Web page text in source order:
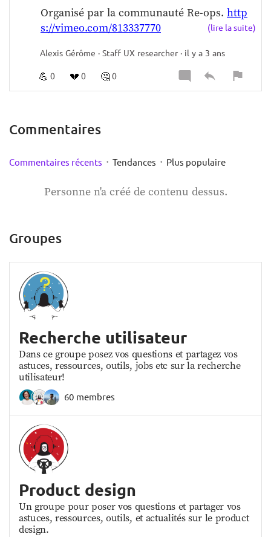
Organisé par la communauté Re-ops. http
s://vimeo.com/813337770
(lire la suite)
Alexis Gérôme · Staff UX researcher · il y a 3 ans
💪 0 💔 0 🤔0
Commentaires
Commentaires récents · Tendances · Plus populaire
Personne n'a créé de contenu dessus.
Groupes
Recherche utilisateur
Dans ce groupe posez vos questions et partagez vos
astuces, ressources, outils, jobs etc sur la recherche
utilisateur!
60 membres
Product design
Un groupe pour poser vos questions et partager vos
astuces, ressources, outils, et actualités sur le product
design.